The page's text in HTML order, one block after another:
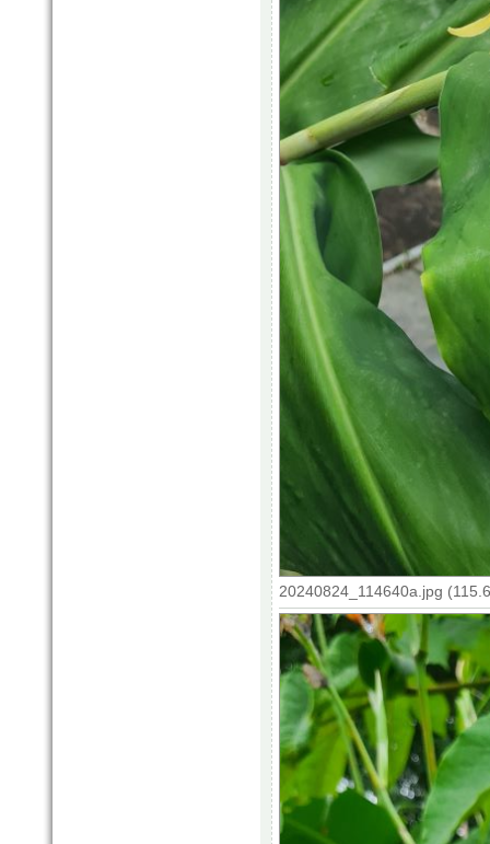
20240824_114640a.jpg